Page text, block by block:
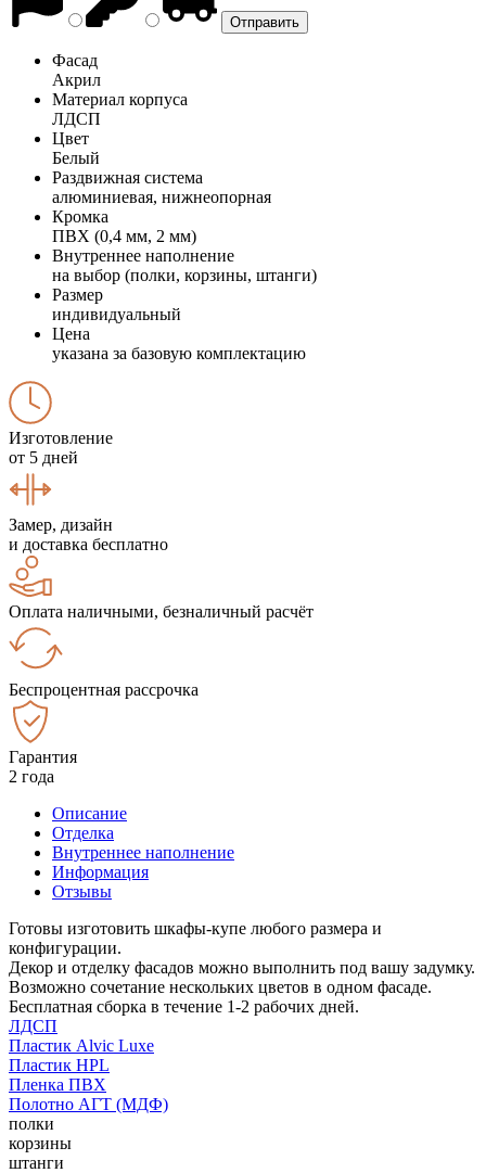
Фасад
Акрил
Материал корпуса
ЛДСП
Цвет
Белый
Раздвижная система
алюминиевая, нижнеопорная
Кромка
ПВХ (0,4 мм, 2 мм)
Внутреннее наполнение
на выбор (полки, корзины, штанги)
Размер
индивидуальный
Цена
указана за базовую комплектацию
Изготовление
от 5 дней
Замер, дизайн
и доставка бесплатно
Оплата наличными, безналичный расчёт
Беспроцентная рассрочка
Гарантия
2 года
Описание
Отделка
Внутреннее наполнение
Информация
Отзывы
Готовы изготовить шкафы-купе любого размера и
конфигурации.
Декор и отделку фасадов можно выполнить под вашу задумку.
Возможно сочетание нескольких цветов в одном фасаде.
Бесплатная сборка в течение 1-2 рабочих дней.
ЛДСП
Пластик Alvic Luxe
Пластик HPL
Пленка ПВХ
Полотно АГТ (МДФ)
полки
корзины
штанги